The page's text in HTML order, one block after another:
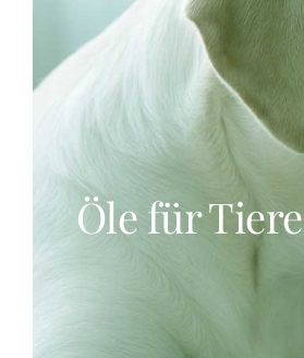
EVENT BUCHEN
Öle für Tiere